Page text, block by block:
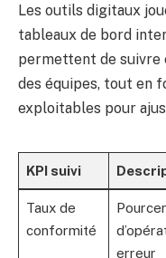
Les outils digitaux
tableaux de bord
permettent de suivre
des équipes, tout en
exploitables pour
KPI suivi
Taux de
conformité
erreur